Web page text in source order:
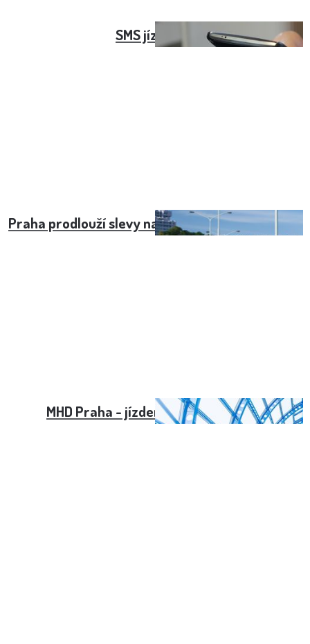
SMS jízdenky
Praha prodlouží slevy na MHD pro sociálně slabší
MHD Praha - jízdenky, jízdné a lístky